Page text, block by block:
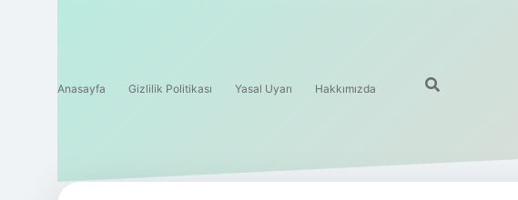
Anasayfa Gizlilik Politikası Yasal Uyarı Hakkımızda